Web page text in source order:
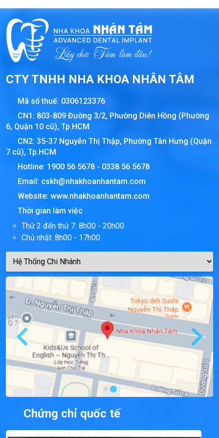
CTY TNHH NHA KHOA NHÂN TÂM
Mã số thuế: 0306123376
CN1: 803-809 Đường 3/2, Phường Diên Hồng (Phường
6, Quận 10 cũ), Tp.HCM
CN2: 35-37 Nguyễn Thị Thập, Phường Tân Hưng (Quận
7 cũ), Tp.HCM
Hotline: 1900 56 5678 - 0338 56 5678
Email: cskh@nhakhoanhantam.com
Website: www.nhakhoanhantam.com
Thời gian làm việc
Thứ 2 đến thứ 7: 8h00 - 20h00
Chủ nhật: 8h00 - 17h00
Chứng chỉ quốc tế